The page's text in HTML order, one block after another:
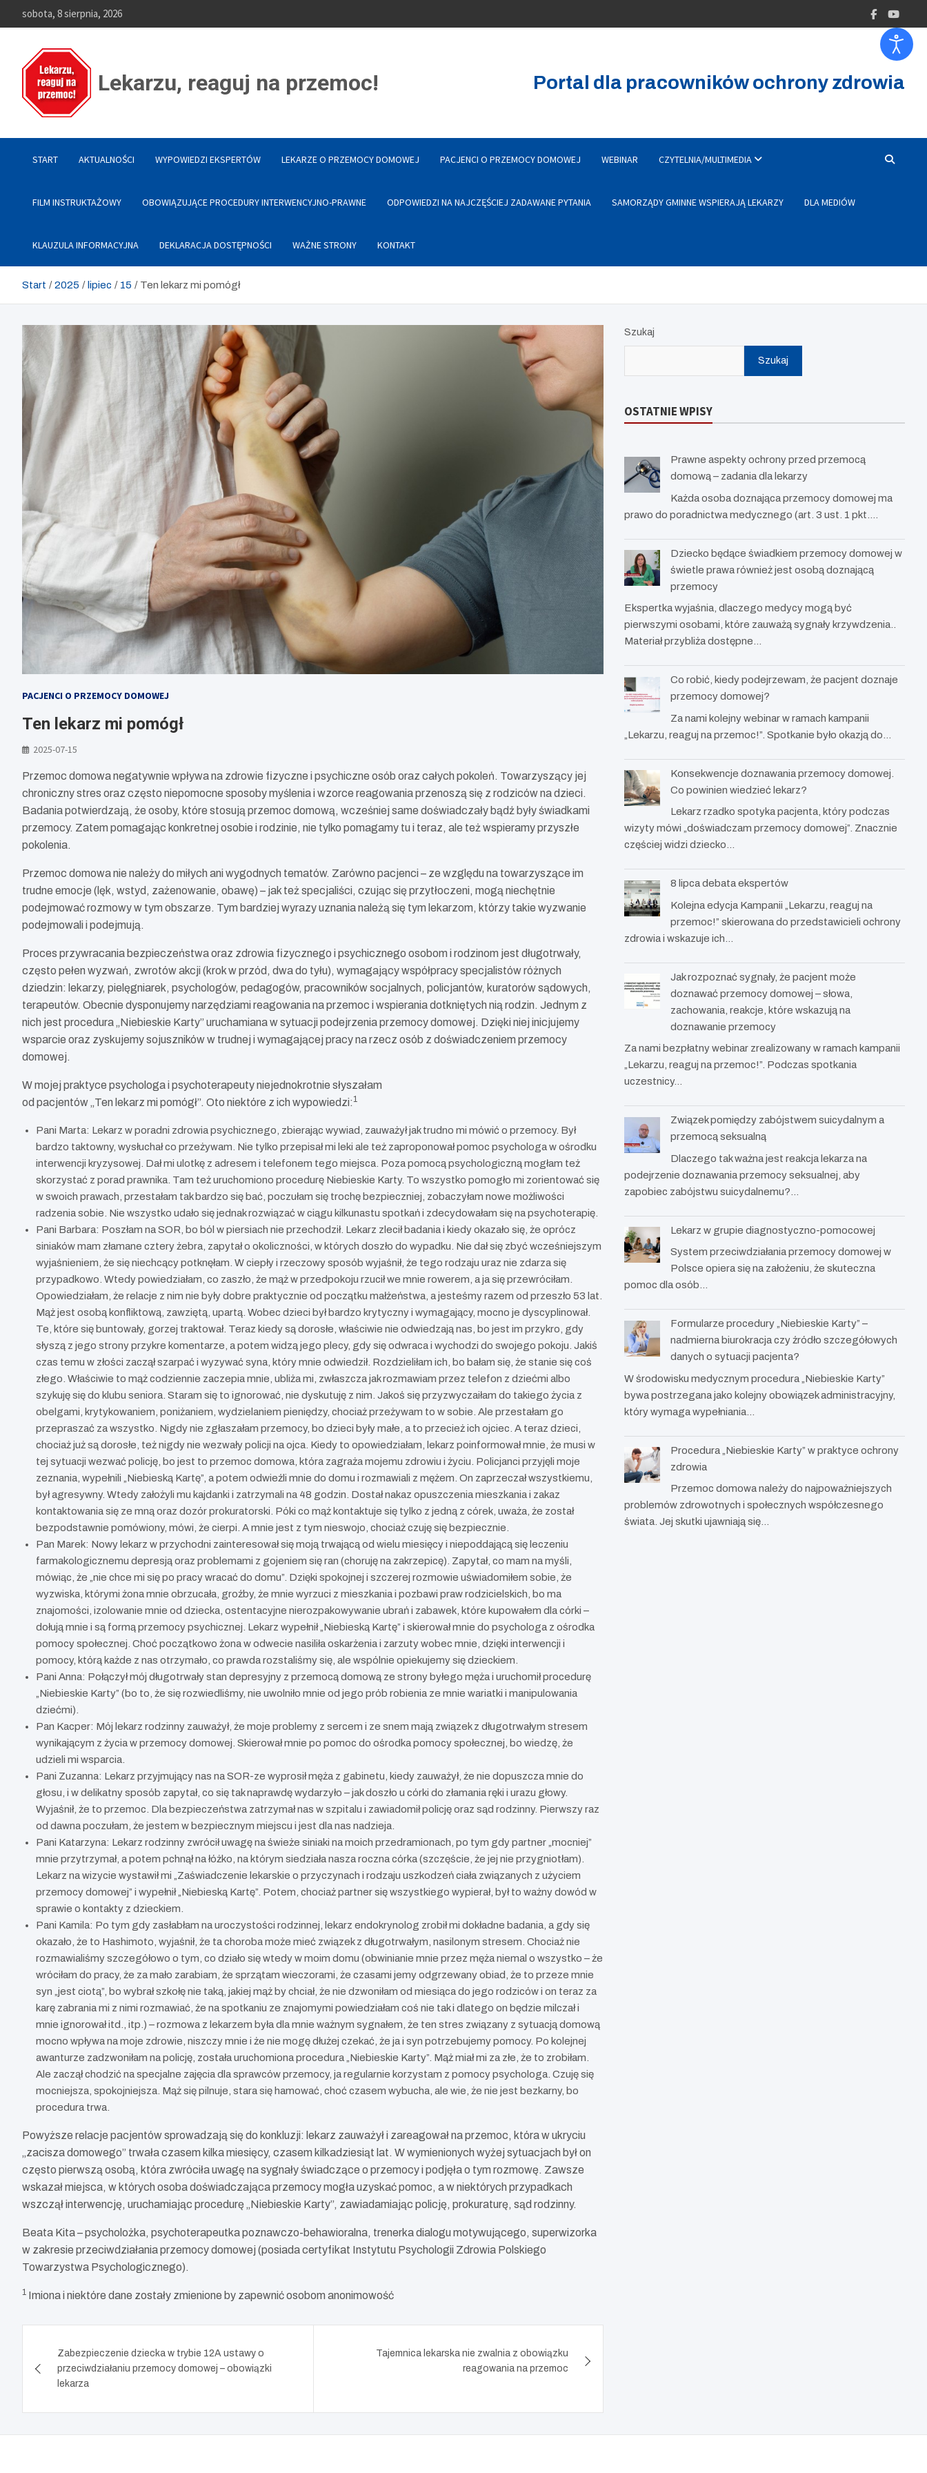
sobota, 8 sierpnia, 2026
Lekarzu, reaguj na przemoc! Portal dla pracowników ochrony zdrowia
START AKTUALNOŚCI WYPOWIEDZI EKSPERTÓW LEKARZE O PRZEMOCY DOMOWEJ PACJENCI O PRZEMOCY DOMOWEJ WEBINAR CZYTELNIA/MULTIMEDIA
FILM INSTRUKTAŻOWY OBOWIĄZUJĄCE PROCEDURY INTERWENCYJNO-PRAWNE ODPOWIEDZI NA NAJCZĘŚCIEJ ZADAWANE PYTANIA SAMORZĄDY GMINNE WSPIERAJĄ LEKARZY DLA MEDIÓW
KLAUZULA INFORMACYJNA DEKLARACJA DOSTĘPNOŚCI WAŻNE STRONY KONTAKT
Start 2025 lipiec 15 Ten lekarz mi pomógł
PACJENCI O PRZEMOCY DOMOWEJ
Ten lekarz mi pomógł
2025-07-15
Przemoc domowa negatywnie wpływa na zdrowie fizyczne i psychiczne osób oraz całych pokoleń. Towarzyszący jej
chroniczny stres oraz często niepomocne sposoby myślenia i wzorce reagowania przenoszą się z rodziców na dzieci.
Badania potwierdzają, że osoby, które stosują przemoc domową, wcześniej same doświadczały bądź były świadkami
przemocy. Zatem pomagając konkretnej osobie i rodzinie, nie tylko pomagamy tu i teraz, ale też wspieramy przyszłe
pokolenia.
Przemoc domowa nie należy do miłych ani wygodnych tematów. Zarówno pacjenci – ze względu na towarzyszące im
trudne emocje (lęk, wstyd, zażenowanie, obawę) – jak też specjaliści, czując się przytłoczeni, mogą niechętnie
podejmować rozmowy w tym obszarze. Tym bardziej wyrazy uznania należą się tym lekarzom, którzy takie wyzwanie
podejmowali i podejmują.
Proces przywracania bezpieczeństwa oraz zdrowia fizycznego i psychicznego osobom i rodzinom jest długotrwały,
często pełen wyzwań, zwrotów akcji (krok w przód, dwa do tyłu), wymagający współpracy specjalistów różnych
dziedzin: lekarzy, pielęgniarek, psychologów, pedagogów, pracowników socjalnych, policjantów, kuratorów sądowych,
terapeutów. Obecnie dysponujemy narzędziami reagowania na przemoc i wspierania dotkniętych nią rodzin. Jednym z
nich jest procedura „Niebieskie Karty” uruchamiana w sytuacji podejrzenia przemocy domowej. Dzięki niej inicjujemy
wsparcie oraz zyskujemy sojuszników w trudnej i wymagającej pracy na rzecz osób z doświadczeniem przemocy
domowej.
W mojej praktyce psychologa i psychoterapeuty niejednokrotnie słyszałam
od pacjentów „Ten lekarz mi pomógł”. Oto niektóre z ich wypowiedzi:1
Pani Marta: Lekarz w poradni zdrowia psychicznego, zbierając wywiad, zauważył jak trudno mi mówić o przemocy. Był
bardzo taktowny, wysłuchał co przeżywam. Nie tylko przepisał mi leki ale też zaproponował pomoc psychologa w ośrodku
interwencji kryzysowej. Dał mi ulotkę z adresem i telefonem tego miejsca. Poza pomocą psychologiczną mogłam też
skorzystać z porad prawnika. Tam też uruchomiono procedurę Niebieskie Karty. To wszystko pomogło mi zorientować się
w swoich prawach, przestałam tak bardzo się bać, poczułam się trochę bezpieczniej, zobaczyłam nowe możliwości
radzenia sobie. Nie wszystko udało się jednak rozwiązać w ciągu kilkunastu spotkań i zdecydowałam się na psychoterapię.
Pani Barbara: Poszłam na SOR, bo ból w piersiach nie przechodził. Lekarz zlecił badania i kiedy okazało się, że oprócz
siniaków mam złamane cztery żebra, zapytał o okoliczności, w których doszło do wypadku. Nie dał się zbyć wcześniejszym
wyjaśnieniem, że się niechcący potknęłam. W ciepły i rzeczowy sposób wyjaśnił, że tego rodzaju uraz nie zdarza się
przypadkowo. Wtedy powiedziałam, co zaszło, że mąż w przedpokoju rzucił we mnie rowerem, a ja się przewróciłam.
Opowiedziałam, że relacje z nim nie były dobre praktycznie od początku małżeństwa, a jesteśmy razem od przeszło 53 lat.
Mąż jest osobą konfliktową, zawziętą, upartą. Wobec dzieci był bardzo krytyczny i wymagający, mocno je dyscyplinował.
Te, które się buntowały, gorzej traktował. Teraz kiedy są dorosłe, właściwie nie odwiedzają nas, bo jest im przykro, gdy
słyszą z jego strony przykre komentarze, a potem widzą jego plecy, gdy się odwraca i wychodzi do swojego pokoju. Jakiś
czas temu w złości zaczął szarpać i wyzywać syna, który mnie odwiedził. Rozdzieliłam ich, bo bałam się, że stanie się coś
złego. Właściwie to mąż codziennie zaczepia mnie, ubliża mi, zwłaszcza jak rozmawiam przez telefon z dziećmi albo
szykuję się do klubu seniora. Staram się to ignorować, nie dyskutuję z nim. Jakoś się przyzwyczaiłam do takiego życia z
obelgami, krytykowaniem, poniżaniem, wydzielaniem pieniędzy, chociaż przeżywam to w sobie. Ale przestałam go
przepraszać za wszystko. Nigdy nie zgłaszałam przemocy, bo dzieci były małe, a to przecież ich ojciec. A teraz dzieci,
chociaż już są dorosłe, też nigdy nie wezwały policji na ojca. Kiedy to opowiedziałam, lekarz poinformował mnie, że musi w
tej sytuacji wezwać policję, bo jest to przemoc domowa, która zagraża mojemu zdrowiu i życiu. Policjanci przyjęli moje
zeznania, wypełnili „Niebieską Kartę”, a potem odwieźli mnie do domu i rozmawiali z mężem. On zaprzeczał wszystkiemu,
był agresywny. Wtedy założyli mu kajdanki i zatrzymali na 48 godzin. Dostał nakaz opuszczenia mieszkania i zakaz
kontaktowania się ze mną oraz dozór prokuratorski. Póki co mąż kontaktuje się tylko z jedną z córek, uważa, że został
bezpodstawnie pomówiony, mówi, że cierpi. A mnie jest z tym nieswojo, chociaż czuję się bezpiecznie.
Pan Marek: Nowy lekarz w przychodni zainteresował się moją trwającą od wielu miesięcy i niepoddającą się leczeniu
farmakologicznemu depresją oraz problemami z gojeniem się ran (choruję na zakrzepicę). Zapytał, co mam na myśli,
mówiąc, że „nie chce mi się po pracy wracać do domu”. Dzięki spokojnej i szczerej rozmowie uświadomiłem sobie, że
wyzwiska, którymi żona mnie obrzucała, groźby, że mnie wyrzuci z mieszkania i pozbawi praw rodzicielskich, bo ma
znajomości, izolowanie mnie od dziecka, ostentacyjne nierozpakowywanie ubrań i zabawek, które kupowałem dla córki –
dołują mnie i są formą przemocy psychicznej. Lekarz wypełnił „Niebieską Kartę” i skierował mnie do psychologa z ośrodka
pomocy społecznej. Choć początkowo żona w odwecie nasiliła oskarżenia i zarzuty wobec mnie, dzięki interwencji i
pomocy, którą każde z nas otrzymało, co prawda rozstaliśmy się, ale wspólnie opiekujemy się dzieckiem.
Pani Anna: Połączył mój długotrwały stan depresyjny z przemocą domową ze strony byłego męża i uruchomił procedurę
„Niebieskie Karty” (bo to, że się rozwiedliśmy, nie uwolniło mnie od jego prób robienia ze mnie wariatki i manipulowania
dziećmi).
Pan Kacper: Mój lekarz rodzinny zauważył, że moje problemy z sercem i ze snem mają związek z długotrwałym stresem
wynikającym z życia w przemocy domowej. Skierował mnie po pomoc do ośrodka pomocy społecznej, bo wiedzę, że
udzieli mi wsparcia.
Pani Zuzanna: Lekarz przyjmujący nas na SOR-ze wyprosił męża z gabinetu, kiedy zauważył, że nie dopuszcza mnie do
głosu, i w delikatny sposób zapytał, co się tak naprawdę wydarzyło – jak doszło u córki do złamania ręki i urazu głowy.
Wyjaśnił, że to przemoc. Dla bezpieczeństwa zatrzymał nas w szpitalu i zawiadomił policję oraz sąd rodzinny. Pierwszy raz
od dawna poczułam, że jestem w bezpiecznym miejscu i jest dla nas nadzieja.
Pani Katarzyna: Lekarz rodzinny zwrócił uwagę na świeże siniaki na moich przedramionach, po tym gdy partner „mocniej”
mnie przytrzymał, a potem pchnął na łóżko, na którym siedziała nasza roczna córka (szczęście, że jej nie przygniotłam).
Lekarz na wizycie wystawił mi „Zaświadczenie lekarskie o przyczynach i rodzaju uszkodzeń ciała związanych z użyciem
przemocy domowej” i wypełnił „Niebieską Kartę”. Potem, chociaż partner się wszystkiego wypierał, był to ważny dowód w
sprawie o kontakty z dzieckiem.
Pani Kamila: Po tym gdy zasłabłam na uroczystości rodzinnej, lekarz endokrynolog zrobił mi dokładne badania, a gdy się
okazało, że to Hashimoto, wyjaśnił, że ta choroba może mieć związek z długotrwałym, nasilonym stresem. Chociaż nie
rozmawialiśmy szczegółowo o tym, co działo się wtedy w moim domu (obwinianie mnie przez męża niemal o wszystko – że
wróciłam do pracy, że za mało zarabiam, że sprzątam wieczorami, że czasami jemy odgrzewany obiad, że to przeze mnie
syn „jest ciotą”, bo wybrał szkołę nie taką, jakiej mąż by chciał, że nie dzwoniłam od miesiąca do jego rodziców i on teraz za
karę zabrania mi z nimi rozmawiać, że na spotkaniu ze znajomymi powiedziałam coś nie tak i dlatego on będzie milczał i
mnie ignorował itd., itp.) – rozmowa z lekarzem była dla mnie ważnym sygnałem, że ten stres związany z sytuacją domową
mocno wpływa na moje zdrowie, niszczy mnie i że nie mogę dłużej czekać, że ja i syn potrzebujemy pomocy. Po kolejnej
awanturze zadzwoniłam na policję, została uruchomiona procedura „Niebieskie Karty”. Mąż miał mi za złe, że to zrobiłam.
Ale zaczął chodzić na specjalne zajęcia dla sprawców przemocy, ja regularnie korzystam z pomocy psychologa. Czuję się
mocniejsza, spokojniejsza. Mąż się pilnuje, stara się hamować, choć czasem wybucha, ale wie, że nie jest bezkarny, bo
procedura trwa.
Powyższe relacje pacjentów sprowadzają się do konkluzji: lekarz zauważył i zareagował na przemoc, która w ukryciu
„zacisza domowego” trwała czasem kilka miesięcy, czasem kilkadziesiąt lat. W wymienionych wyżej sytuacjach był on
często pierwszą osobą, która zwróciła uwagę na sygnały świadczące o przemocy i podjęła o tym rozmowę. Zawsze
wskazał miejsca, w których osoba doświadczająca przemocy mogła uzyskać pomoc, a w niektórych przypadkach
wszczął interwencję, uruchamiając procedurę „Niebieskie Karty”, zawiadamiając policję, prokuraturę, sąd rodzinny.
Beata Kita – psycholożka, psychoterapeutka poznawczo-behawioralna, trenerka dialogu motywującego, superwizorka
w zakresie przeciwdziałania przemocy domowej (posiada certyfikat Instytutu Psychologii Zdrowia Polskiego
Towarzystwa Psychologicznego).
1 Imiona i niektóre dane zostały zmienione by zapewnić osobom anonimowość
wpisuZabezpieczenie dziecka w trybie 12A ustawy o
przeciwdziałaniu przemocy domowej – obowiązki
lekarza
Tajemnica lekarska nie zwalnia z obowiązku
reagowania na przemoc
Szukaj
Szukaj
OSTATNIE WPISY
Prawne aspekty ochrony przed przemocą
domową – zadania dla lekarzy
Każda osoba doznająca przemocy domowej ma
prawo do poradnictwa medycznego (art. 3 ust. 1 pkt.…
Dziecko będące świadkiem przemocy domowej w
świetle prawa również jest osobą doznającą
przemocy
Ekspertka wyjaśnia, dlaczego medycy mogą być
pierwszymi osobami, które zauważą sygnały krzywdzenia..
Materiał przybliża dostępne…
Co robić, kiedy podejrzewam, że pacjent doznaje
przemocy domowej?
Za nami kolejny webinar w ramach kampanii
„Lekarzu, reaguj na przemoc!”. Spotkanie było okazją do…
Konsekwencje doznawania przemocy domowej.
Co powinien wiedzieć lekarz?
Lekarz rzadko spotyka pacjenta, który podczas
wizyty mówi „doświadczam przemocy domowej”. Znacznie
częściej widzi dziecko…
8 lipca debata ekspertów
Kolejna edycja Kampanii „Lekarzu, reaguj na
przemoc!” skierowana do przedstawicieli ochrony
zdrowia i wskazuje ich…
Jak rozpoznać sygnały, że pacjent może
doznawać przemocy domowej – słowa,
zachowania, reakcje, które wskazują na
doznawanie przemocy
Za nami bezpłatny webinar zrealizowany w ramach kampanii
„Lekarzu, reaguj na przemoc!”. Podczas spotkania
uczestnicy…
Związek pomiędzy zabójstwem suicydalnym a
przemocą seksualną
Dlaczego tak ważna jest reakcja lekarza na
podejrzenie doznawania przemocy seksualnej, aby
zapobiec zabójstwu suicydalnemu?…
Lekarz w grupie diagnostyczno-pomocowej
System przeciwdziałania przemocy domowej w
Polsce opiera się na założeniu, że skuteczna
pomoc dla osób…
Formularze procedury „Niebieskie Karty” –
nadmierna biurokracja czy źródło szczegółowych
danych o sytuacji pacjenta?
W środowisku medycznym procedura „Niebieskie Karty”
bywa postrzegana jako kolejny obowiązek administracyjny,
który wymaga wypełniania…
Procedura „Niebieskie Karty” w praktyce ochrony
zdrowia
Przemoc domowa należy do najpoważniejszych
problemów zdrowotnych i społecznych współczesnego
świata. Jej skutki ujawniają się…